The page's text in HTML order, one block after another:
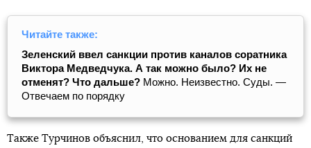
Читайте также:
Зеленский ввел санкции против каналов соратника
Виктора Медведчука. А так можно было? Их не
отменят? Что дальше? Можно. Неизвестно. Суды. —
Отвечаем по порядку
Также Турчинов объяснил, что основанием для санкций